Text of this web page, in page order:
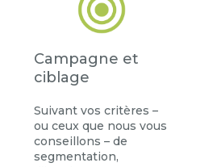
Campagne et
ciblage
Suivant vos critères –
ou ceux que nous vous
conseillons – de
segmentation,